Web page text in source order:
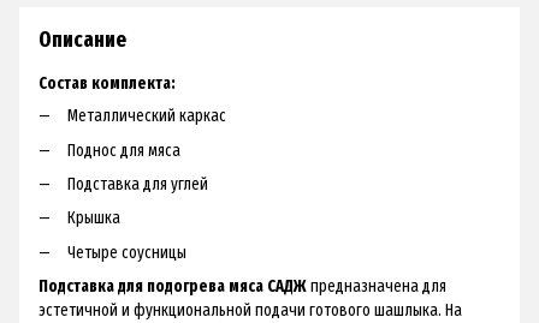
Описание
Состав комплекта:
Металлический каркас
Поднос для мяса
Подставка для углей
Крышка
Четыре соусницы
Подставка для подогрева мяса САДЖпредназначена для
эстетичной и функциональной подачи готового шашлыка. На